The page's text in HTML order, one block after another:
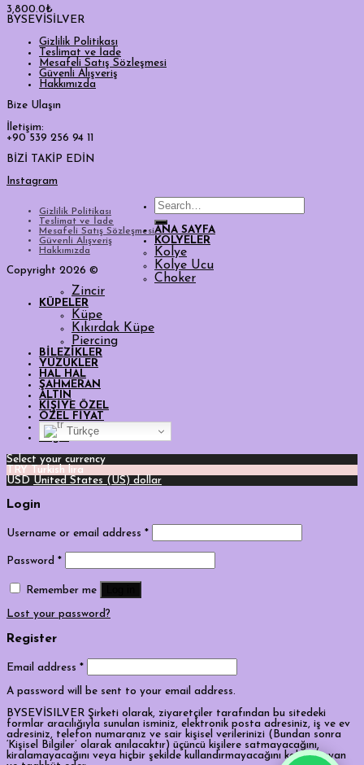
3,800.0₺
BYSEVİSİLVER
Gizlilik Politikası
Teslimat ve İade
Mesafeli Satış Sözleşmesi
Güvenli Alışveriş
Hakkımızda
Bize Ulaşın
İletişim:
+90 539 256 94 11
BİZİ TAKİP EDİN
Instagram
Gizlilik Politikası
Teslimat ve İade
Mesafeli Satış Sözleşmesi
Güvenli Alışveriş
Hakkımızda
Copyright 2026 ©
Search
for:
ANA SAYFA
KOLYELER
Kolye
Kolye Ucu
Choker
Zincir
KÜPELER
Küpe
Kıkırdak Küpe
Piercing
BİLEZİKLER
YÜZÜKLER
HAL HAL
ŞAHMERAN
ALTIN
KİŞİYE ÖZEL
ÖZEL FİYAT
Türkçe
Login
Select your currency
TRY
Turkish lira
USD United States (US) dollar
Login
Username or email address *
Password *
Remember me
Lost your password?
Register
Email address *
A password will be sent to your email address.
BYSEVİSILVER Şirketi olarak, ziyaretçiler tarafından bu sitedeki
formlar aracılığıyla sunulan isminiz, elektronik posta adresiniz, iş ve ev
adresiniz, telefon numaranız ve sair kişisel verilerinizi (Bundan sonra
‘Kişisel Bilgiler’ olarak anılacaktır) üçüncü kişilere satmayacağını,
kiralamayacağını veya hiçbir şekilde kullandırmayacağını kabul, beyan